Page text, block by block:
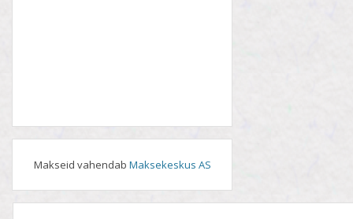
Makseid vahendab Maksekeskus AS